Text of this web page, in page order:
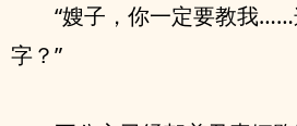
“嫂子，你一定要教我
字？”